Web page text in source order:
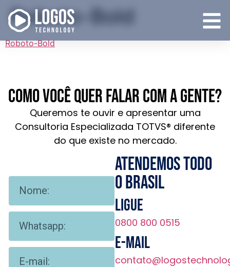
Roboto-Bold
Roboto-Bold
Como você quer falar com a gente?
Queremos te ouvir e apresentar uma
Consultoria Especializada TOTVS® diferente
do que existe no mercado.
Atendemos todo
o brasil
Ligue
0800 800 0515
E-mail